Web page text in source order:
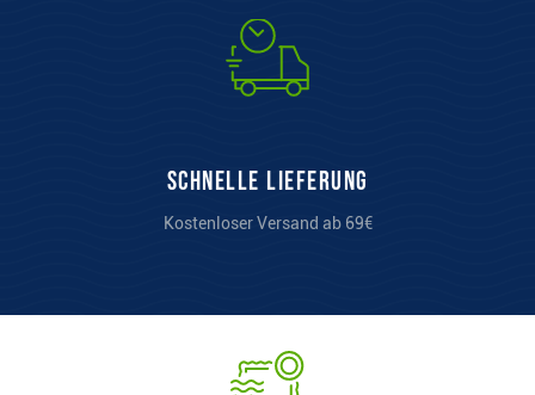
Schnelle Lieferung
Kostenloser Versand ab 69€